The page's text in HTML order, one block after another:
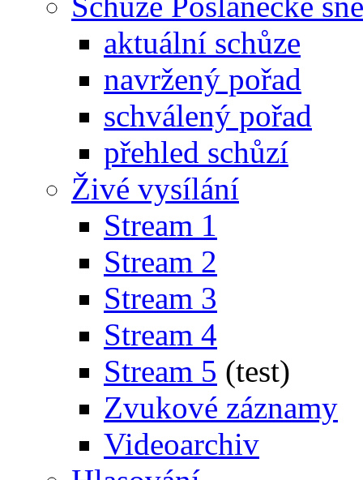
aktuální schůze
navržený pořad
schválený pořad
přehled schůzí
Živé vysílání
Stream 1
Stream 2
Stream 3
Stream 4
Stream 5 (test)
Zvukové záznamy
Videoarchiv